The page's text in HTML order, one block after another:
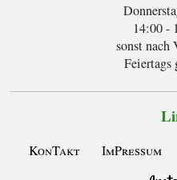
14:00 -
sonst nach
Feiertags
KonTakt ImPressum